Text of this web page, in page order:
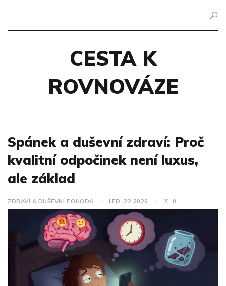
CESTA K
ROVNOVÁZE
Spánek a duševní zdraví: Proč
kvalitní odpočinek není luxus,
ale základ
ZDRAVÍ A DUŠEVNÍ POHODA LED, 22 2026 0